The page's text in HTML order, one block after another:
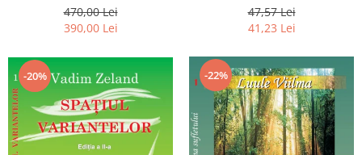
Luceafarului de Dimineata -
Gratuit)
470,00 Lei
390,00 Lei
chiar dragostea ta. Editia a 2-
a
47,57 Lei
41,23 Lei
-20% -22%